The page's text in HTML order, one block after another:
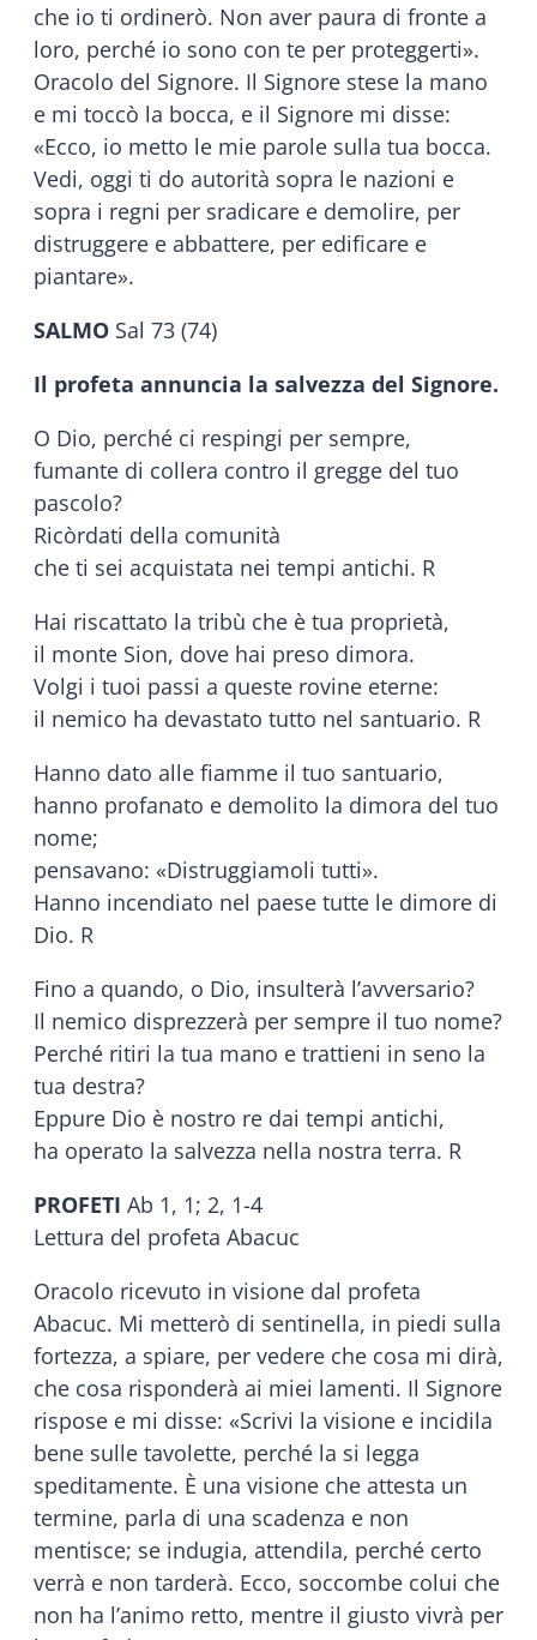
che io ti ordinerò. Non aver paura di fronte a
loro, perché io sono con te per proteggerti».
Oracolo del Signore. Il Signore stese la mano
e mi toccò la bocca, e il Signore mi disse:
«Ecco, io metto le mie parole sulla tua bocca.
Vedi, oggi ti do autorità sopra le nazioni e
sopra i regni per sradicare e demolire, per
distruggere e abbattere, per edificare e
piantare».
SALMO Sal 73 (74)
Il profeta annuncia la salvezza del Signore.
O Dio, perché ci respingi per sempre,
fumante di collera contro il gregge del tuo
pascolo?
Ricòrdati della comunità
che ti sei acquistata nei tempi antichi. R
Hai riscattato la tribù che è tua proprietà,
il monte Sion, dove hai preso dimora.
Volgi i tuoi passi a queste rovine eterne:
il nemico ha devastato tutto nel santuario. R
Hanno dato alle fiamme il tuo santuario,
hanno profanato e demolito la dimora del tuo
nome;
pensavano: «Distruggiamoli tutti».
Hanno incendiato nel paese tutte le dimore di
Dio. R
Fino a quando, o Dio, insulterà l’avversario?
Il nemico disprezzerà per sempre il tuo nome?
Perché ritiri la tua mano e trattieni in seno la
tua destra?
Eppure Dio è nostro re dai tempi antichi,
ha operato la salvezza nella nostra terra. R
PROFETI Ab 1, 1; 2, 1-4
Lettura del profeta Abacuc
Oracolo ricevuto in visione dal profeta
Abacuc. Mi metterò di sentinella, in piedi sulla
fortezza, a spiare, per vedere che cosa mi dirà,
che cosa risponderà ai miei lamenti. Il Signore
rispose e mi disse: «Scrivi la visione e incidila
bene sulle tavolette, perché la si legga
speditamente. È una visione che attesta un
termine, parla di una scadenza e non
mentisce; se indugia, attendila, perché certo
verrà e non tarderà. Ecco, soccombe colui che
non ha l’animo retto, mentre il giusto vivrà per